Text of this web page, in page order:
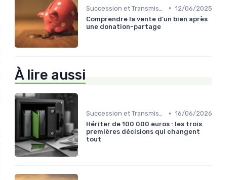
• 12/06/2025
Comprendre la vente d'un bien après
une donation-partage
À lire aussi
Succession et Transmission de Patrimoine • 16/06/2026
Hériter de 100 000 euros : les trois
premières décisions qui changent
tout